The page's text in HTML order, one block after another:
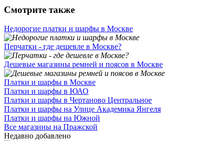
Смотрите также
Недорогие платки и шарфы в Москве
Перчатки - где дешевле в Москве?
Дешевые магазины ремней и поясов в Москве
Платки и шарфы в Москве
Платки и шарфы в ЮАО
Платки и шарфы в Чертаново Центральное
Платки и шарфы на Улице Академика Янгеля
Платки и шарфы на Южной
Все магазины на Пражской
Недавно добавлено